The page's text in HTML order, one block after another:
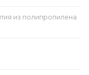
из полипропилена